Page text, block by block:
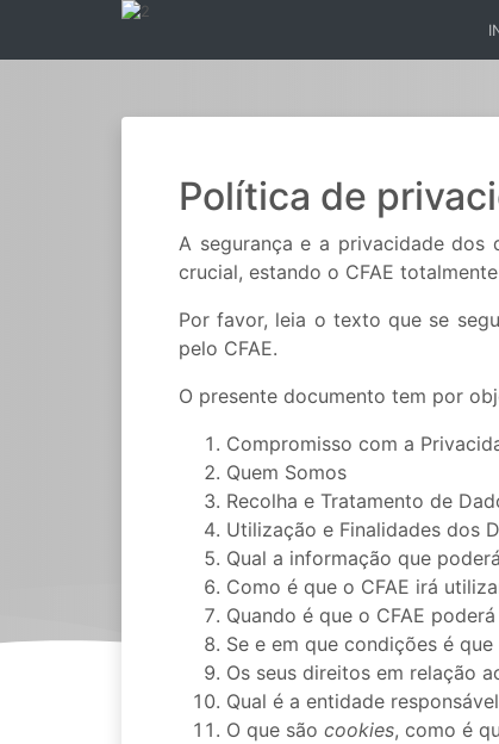
Política de
A segurança e a privacidade dos
crucial, estando o CFAE
Por favor, leia o texto que se
pelo CFAE.
O presente documento tem por
Compromisso com a
Quem Somos
Recolha e Tratamento de
Utilização e Finalidades dos
Qual a informação que
Como é que o CFAE irá
Quando é que o CFAE
Se e em que condições é
Os seus direitos em relação
Qual é a entidade
O que são cookies, como é